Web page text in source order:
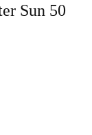
Sun 50